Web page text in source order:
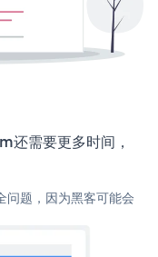
需要更多时间，
问题，因为黑客可能会